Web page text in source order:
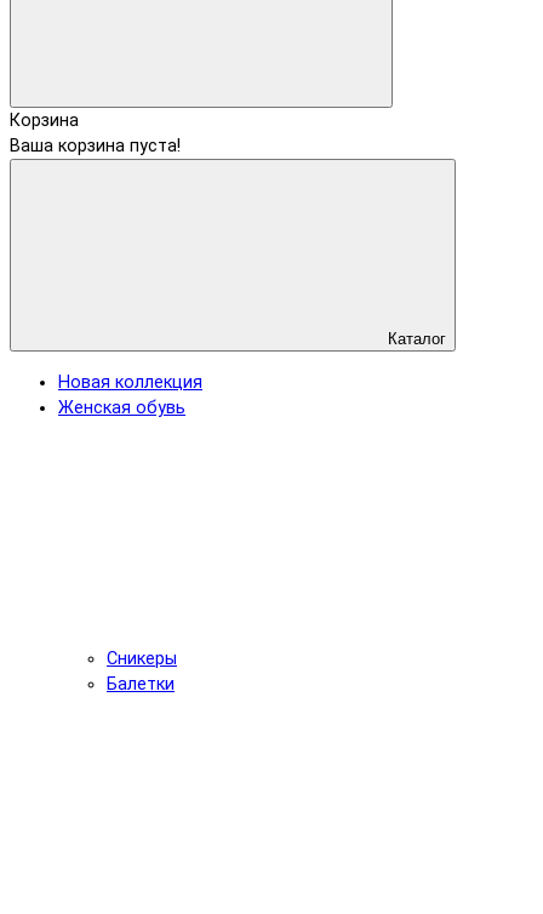
Корзина
Ваша корзина пуста!
Каталог
Новая коллекция
Женская обувь
Сникеры
Балетки